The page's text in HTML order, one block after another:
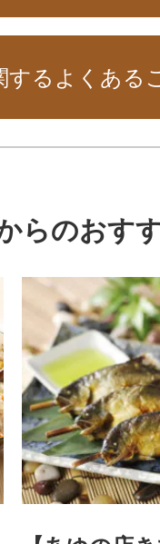
するよくある
らのおす